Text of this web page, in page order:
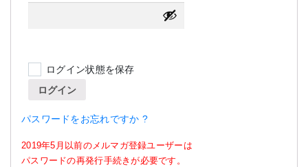
須
ログイン状態を保存
ログイン
パスワードをお忘れですか ?
2019年5月以前のメルマガ登録ユーザーは
パスワードの再発行手続きが必要です。